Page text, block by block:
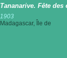
Tananarive. Fête des
1903
Madagascar, Île de